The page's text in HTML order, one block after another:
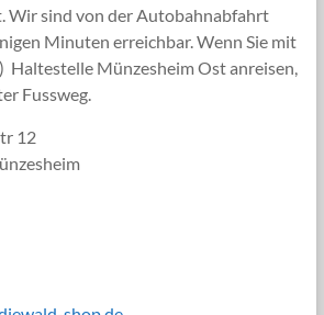
Wir sind von der Autobahnabfahrt
Minuten erreichbar. Wenn Sie mit
Haltestelle Münzesheim Ost anreisen,
Fussweg.
12